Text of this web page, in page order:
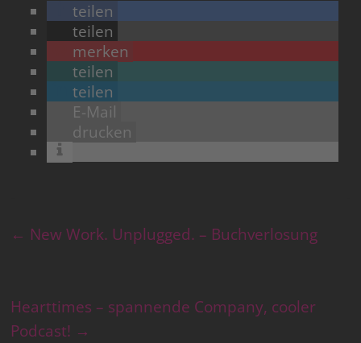
teilen
teilen
merken
teilen
teilen
E-Mail
drucken
← New Work. Unplugged. – Buchverlosung
Hearttimes – spannende Company, cooler
Podcast! →